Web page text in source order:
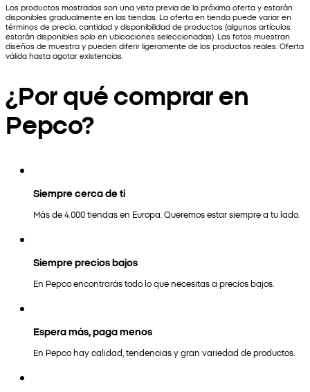
Los productos mostrados son una vista previa de la próxima oferta y estarán
disponibles gradualmente en las tiendas. La oferta en tienda puede variar en
términos de precio, cantidad y disponibilidad de productos (algunos artículos
estarán disponibles solo en ubicaciones seleccionadas). Las fotos muestran
diseños de muestra y pueden diferir ligeramente de los productos reales. Oferta
válida hasta agotar existencias.
¿Por qué comprar en
Pepco?
Siempre cerca de ti
Más de 4.000 tiendas en Europa. Queremos estar siempre a tu lado.
Siempre precios bajos
En Pepco encontrarás todo lo que necesitas a precios bajos.
Espera más, paga menos
En Pepco hay calidad, tendencias y gran variedad de productos.